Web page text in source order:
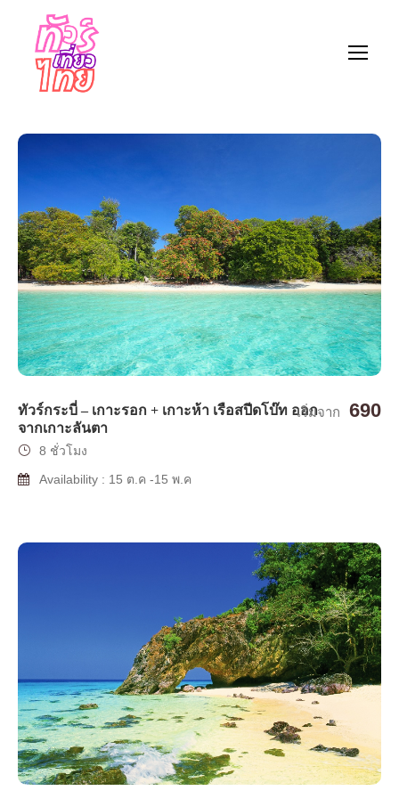
ทัวร์กระบี่ – เกาะรอก + เกาะห้า เรือสปีดโบ๊ท ออก
จากเกาะลันตา
เริ่มจาก 690
8 ชั่วโมง
Availability : 15 ต.ค -15 พ.ค